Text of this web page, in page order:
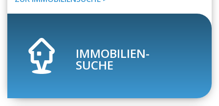
IMMOBILIEN-
SUCHE